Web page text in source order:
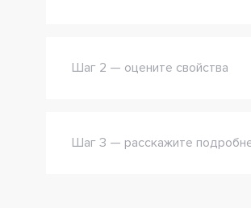
Шаг 2 — оцените свойства
Шаг 3 — расскажите